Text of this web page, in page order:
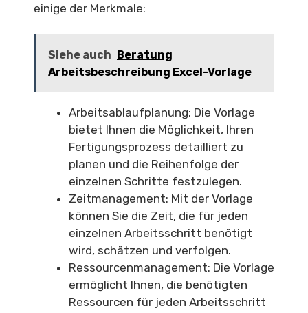
einige der Merkmale:
Siehe auch Beratung
Arbeitsbeschreibung Excel-Vorlage
Arbeitsablaufplanung: Die Vorlage
bietet Ihnen die Möglichkeit, Ihren
Fertigungsprozess detailliert zu
planen und die Reihenfolge der
einzelnen Schritte festzulegen.
Zeitmanagement: Mit der Vorlage
können Sie die Zeit, die für jeden
einzelnen Arbeitsschritt benötigt
wird, schätzen und verfolgen.
Ressourcenmanagement: Die Vorlage
ermöglicht Ihnen, die benötigten
Ressourcen für jeden Arbeitsschritt